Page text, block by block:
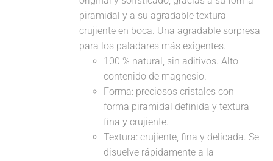
piramidal y a su agradable textura
crujiente en boca. Una agradable sorpresa
para los paladares más exigentes.
100 % natural, sin aditivos. Alto
contenido de magnesio.
Forma: preciosos cristales con
forma piramidal definida y textura
fina y crujiente.
Textura: crujiente, fina y delicada. Se
disuelve rápidamente a la